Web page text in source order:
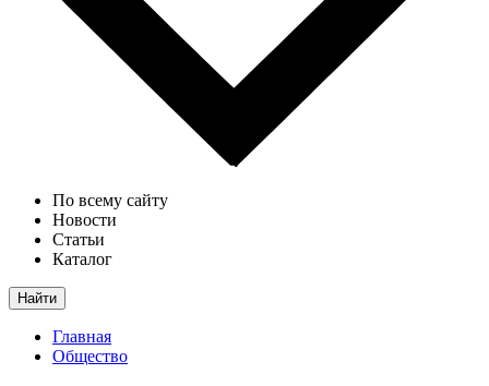
По всему сайту
Новости
Статьи
Каталог
Найти
Главная
Общество